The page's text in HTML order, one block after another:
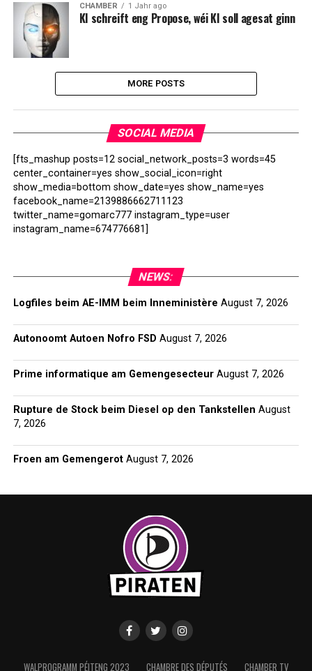
CHAMBER 1 Jahr ago
KI schreift eng Propose, wéi KI soll agesat ginn
MORE POSTS
SOCIAL MEDIA
[fts_mashup posts=12 social_network_posts=3 words=45
center_container=yes show_social_icon=right
show_media=bottom show_date=yes show_name=yes
facebook_name=2139886662711123
twitter_name=gomarc777 instagram_type=user
instagram_name=674776681]
NEWS:
Logfiles beim AE-IMM beim Inneministère August 7, 2026
Autonoomt Autoen Nofro FSD August 7, 2026
Prime informatique am Gemengesecteur August 7, 2026
Rupture de Stock beim Diesel op den Tankstellen August
7, 2026
Froen am Gemengerot August 7, 2026
WALPROGRAMM PÉITENG 2023 CHAMBRE DES DÉPUTÉS CHAMBER TV